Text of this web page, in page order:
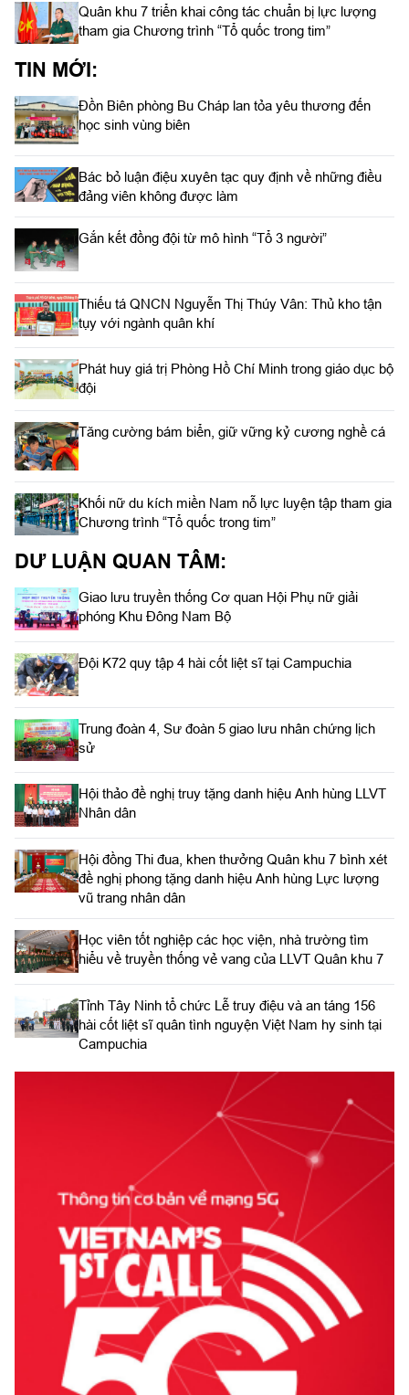
Quân khu 7 triển khai công tác chuẩn bị lực lượng
tham gia Chương trình “Tổ quốc trong tim”
TIN MỚI:
Đồn Biên phòng Bu Cháp lan tỏa yêu thương đến
học sinh vùng biên
Bác bỏ luận điệu xuyên tạc quy định về những điều
đảng viên không được làm
Gắn kết đồng đội từ mô hình “Tổ 3 người”
Thiếu tá QNCN Nguyễn Thị Thúy Vân: Thủ kho tận
tụy với ngành quân khí
Phát huy giá trị Phòng Hồ Chí Minh trong giáo dục bộ
đội
Tăng cường bám biển, giữ vững kỷ cương nghề cá
Khối nữ du kích miền Nam nỗ lực luyện tập tham gia
Chương trình “Tổ quốc trong tim”
DƯ LUẬN QUAN TÂM:
Giao lưu truyền thống Cơ quan Hội Phụ nữ giải
phóng Khu Đông Nam Bộ
Đội K72 quy tập 4 hài cốt liệt sĩ tại Campuchia
Trung đoàn 4, Sư đoàn 5 giao lưu nhân chứng lịch
sử
Hội thảo đề nghị truy tặng danh hiệu Anh hùng LLVT
Nhân dân
Hội đồng Thi đua, khen thưởng Quân khu 7 bình xét
đề nghị phong tặng danh hiệu Anh hùng Lực lượng
vũ trang nhân dân
Học viên tốt nghiệp các học viện, nhà trường tìm
hiểu về truyền thống vẻ vang của LLVT Quân khu 7
​Tỉnh Tây Ninh tổ chức Lễ truy điệu và an táng 156
hài cốt liệt sĩ quân tình nguyện Việt Nam hy sinh tại
Campuchia